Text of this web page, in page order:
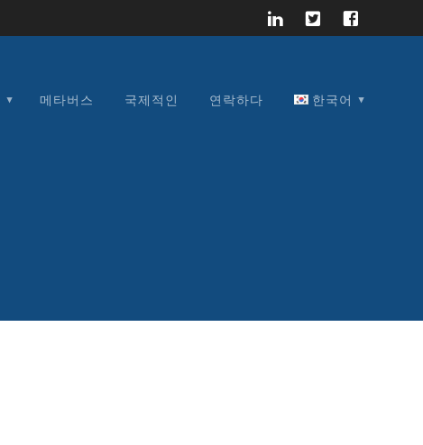
메타버스 국제적인 연락하다 한국어